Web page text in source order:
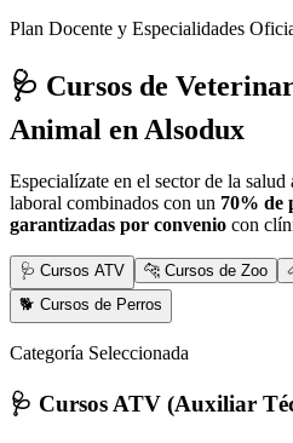
Plan Docente y Especialidades
🩺 Cursos de
Animal en Alsodux
Especialízate en el sector de la
laboral combinados con un 70% de
garantizadas por convenio con
🩺 Cursos ATV 🐆 Cursos de Zoo
🐕 Cursos de Perros
Categoría Seleccionada
🩺 Cursos ATV (Auxiliar